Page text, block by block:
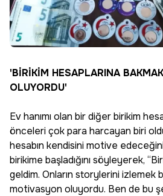
'BİRİKİM HESAPLARINA
OLUYORDU'
Ev hanımı olan bir diğer birikim
önceleri çok para harcayan biri
hesabın kendisini motive
birikime başladığını söyleyerek,
geldim. Onların storylerini izlemek
motivasyon oluyordu. Ben de bu